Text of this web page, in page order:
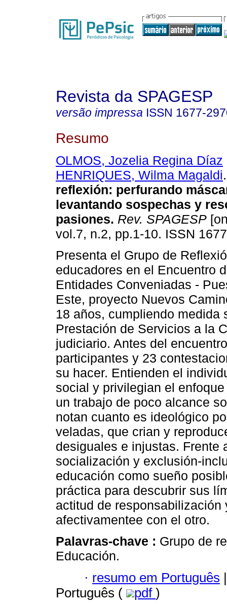
Revista da SPAGESP
versão impressa ISSN 1677-
Resumo
OLMOS, Jozelia Regina Díaz
HENRIQUES, Wilma Magaldi.
reflexión: perfurando
levantando sospechas y
pasiones. Rev. SPAGESP
vol.7, n.2, pp.1-10. ISSN
Presenta el Grupo de
educadores en el Encuentro
Entidades Conveniadas -
Este, proyecto Nuevos
18 años, cumpliendo medida
Prestación de Servicios a la
judiciario. Antes del
participantes y 23
su hacer. Entienden el
social y privilegian el
un trabajo de poco alcance
notan cuanto es ideológico
veladas, que crian y
desiguales e injustas. Frente
socialización y exclusión-
educación como sueño
práctica para descubrir sus
actitud de responsabilización
afectivamentee con el otro.
Palavras-chave : Grupo de
Educación.
· resumo em Português |
Português (
pdf )